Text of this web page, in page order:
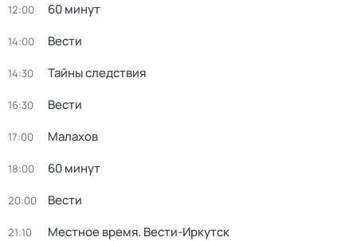
12:00 60 минут
14:00 Вести
14:30 Тайны следствия
16:30 Вести
17:00 Малахов
18:00 60 минут
20:00 Вести
21:10 Местное время. Вести-Иркутск